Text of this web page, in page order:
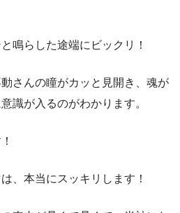
鳴らした途端にビックリ！
さんの瞳がカッと見開き、魂が
識が入るのがわかります。
、本当にスッキリします！